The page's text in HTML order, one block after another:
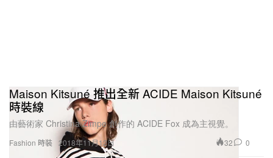
Fashion 時裝
Maison Kitsuné 推出全新 ACIDE Maison Kitsuné
時裝線
由藝術家 Christina Zimpe 創作的 ACIDE Fox 成為主視覺。
2018年11月12日 32 0